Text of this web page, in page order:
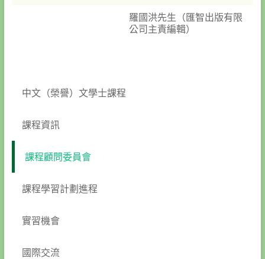
羅國洪先生（匯智出版有限
公司主責編輯）
‌中文（榮譽）文學士課程
課程資訊
課程顧問委員會
課程學習計劃進程
實習機會
國際交流